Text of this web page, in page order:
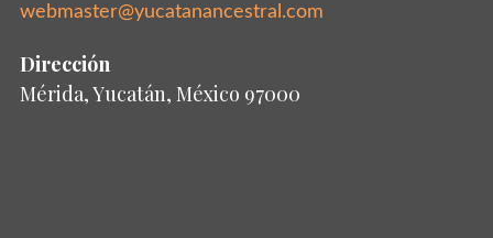
webmaster@yucatanancestral.com
Dirección
Mérida, Yucatán, México 97000